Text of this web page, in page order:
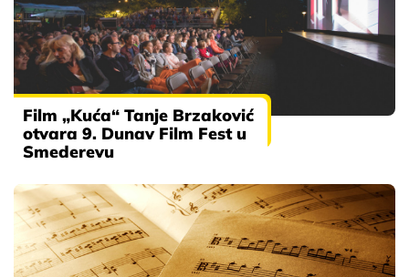
Film „Kuća“ Tanje Brzaković
otvara 9. Dunav Film Fest u
Smederevu